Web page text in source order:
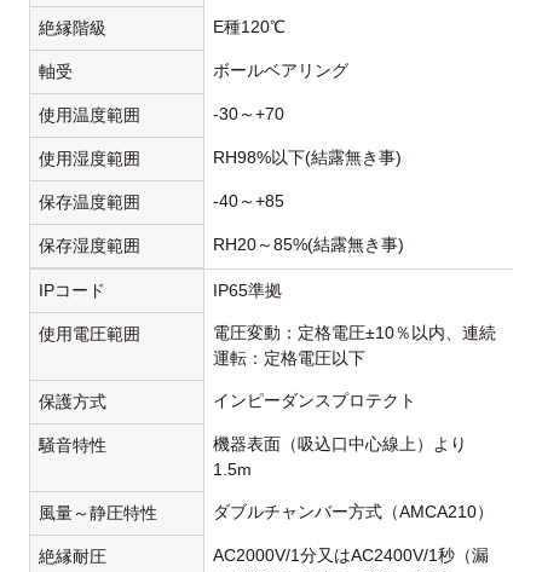
絶縁階級 E種120℃
軸受 ボールベアリング
使用温度範囲 -30～+70
使用湿度範囲 RH98%以下(結露無き事)
保存温度範囲 -40～+85
保存湿度範囲 RH20～85%(結露無き事)
IPコード IP65準拠
使用電圧範囲
電圧変動：定格電圧±10％以内、連続
運転：定格電圧以下
保護方式 インピーダンスプロテクト
騒音特性
機器表面（吸込口中心線上）より
1.5m
風量～静圧特性 ダブルチャンバー方式（AMCA210）
絶縁耐圧
AC2000V/1分又はAC2400V/1秒（漏